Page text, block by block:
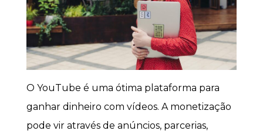
O YouTube é uma ótima plataforma para
ganhar dinheiro com vídeos. A monetização
pode vir através de anúncios, parcerias,